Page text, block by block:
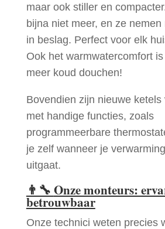
maar ook stiller en
bijna niet meer, en ze
in beslag. Perfect voor elk
Ook het warmwatercomfort
meer koud douchen!
Bovendien zijn nieuwe
met handige functies, zoals
programmeerbare
je zelf wanneer je
uitgaat.
👨‍🔧 Onze monteurs:
betrouwbaar
Onze technici weten precies